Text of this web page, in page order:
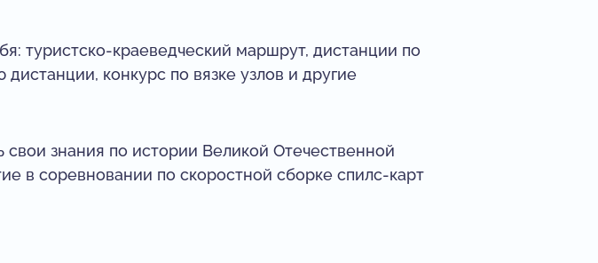
туристско-краеведческий маршрут, дистанции по
конкурс по вязке узлов и другие
знания по истории Великой Отечественной
в соревновании по скоростной сборке спилс-карт